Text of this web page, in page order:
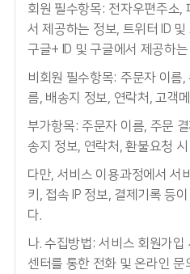
회원 필수항목: 전자우편주소,
서 제공하는 정보, 트위터 ID
구글+ ID 및 구글에서 제공하
비회원 필수항목: 주문자 이름,
름, 배송지 정보, 연락처, 고객
부가항목: 주문자 이름, 주문
송지 정보, 연락처, 환불요청
다만, 서비스 이용과정에서 서
키, 접속 IP 정보, 결제기록 등
다.
나. 수집방법: 서비스 회원가
센터를 통한 전화 및 온라인 문